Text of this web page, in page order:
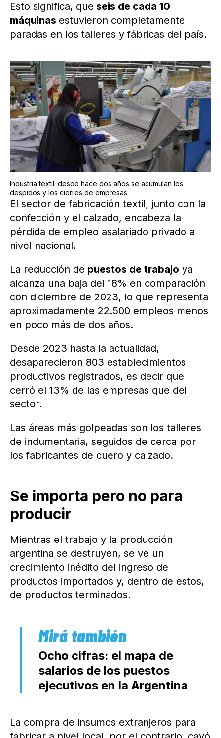
Esto significa, que seis de cada 10
máquinas estuvieron completamente
paradas en los talleres y fábricas del país.
Industria textil: desde hace dos años se acumulan los
despidos y los cierres de empresas.
El sector de fabricación textil, junto con la
confección y el calzado, encabeza la
pérdida de empleo asalariado privado a
nivel nacional.
La reducción de puestos de trabajo ya
alcanza una baja del 18% en comparación
con diciembre de 2023, lo que representa
aproximadamente 22.500 empleos menos
en poco más de dos años.
Desde 2023 hasta la actualidad,
desaparecieron 803 establecimientos
productivos registrados, es decir que
cerró el 13% de las empresas que del
sector.
Las áreas más golpeadas son los talleres
de indumentaria, seguidos de cerca por
los fabricantes de cuero y calzado.
Se importa pero no para
producir
Mientras el trabajo y la producción
argentina se destruyen, se ve un
crecimiento inédito del ingreso de
productos importados y, dentro de estos,
de productos terminados.
Ocho cifras: el mapa de
salarios de los puestos
ejecutivos en la Argentina
La compra de insumos extranjeros para